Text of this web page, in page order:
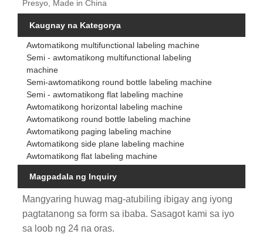
Presyo, Made in China
Kaugnay na Kategorya
Awtomatikong multifunctional labeling machine
Semi - awtomatikong multifunctional labeling
machine
Semi-awtomatikong round bottle labeling machine
Semi - awtomatikong flat labeling machine
Awtomatikong horizontal labeling machine
Awtomatikong round bottle labeling machine
Awtomatikong paging labeling machine
Awtomatikong side plane labeling machine
Awtomatikong flat labeling machine
Magpadala ng Inquiry
Mangyaring huwag mag-atubiling ibigay ang iyong
pagtatanong sa form sa ibaba. Sasagot kami sa iyo
sa loob ng 24 na oras.